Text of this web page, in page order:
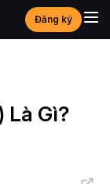
Đăng ký
Là Gì?